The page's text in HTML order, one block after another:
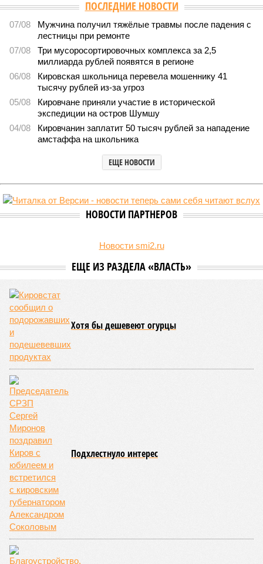
Версия //Общество //
Новостройки Кировской области подорожали на
Новостройки Кировской области подорожали на 6%
5516
Можем себе позволить?
Новостройки Кировской области подорожали на 6% (фото:
freepik.com/freepik)
Кировстат обнародовал данные по рынку жилой недвижимости
за последний квартал 2025 года. Средняя стоимость квадратного
метра в новостройках достигла 124 934 рублей, тогда как на
вторичном рынке жилья цена оказалась существенно ниже – 92
947 рублей за квадратный метр.
За год средняя цена квартир в новых домах
квартиры улучшенного качества: их стоимость выросла на
среднего качества прибавило 3,6%.
Вторичный рынок показал более активную динамику: цены
выросли на 8,7% в годовом выражении. Лидерами
подорожания стали квартиры среднего и улучшенного
качества, которые подорожали на 11,4% и 8,2%
соответственно. В то же время элитные апартаменты
подорожали скромнее – всего на 2,2%, а жильё низкого
качества – лишь на 1,2%. Максимальный подъём цен
пришёлся на второй квартал 2025 года, что может быть
связано с укреплением спроса и сезонными факторами.
Помнению
недвижимости в России в 2026 году ожидает стабильный,
но умеренный рост цен. Член комитета Совета Федерации
по бюджету и финансовым рынкам
отметила, что рост цен на новостройки будет находиться в
пределах 5–7%, что лишь немного превысит уровень
инфляции. Основными факторами, сдерживающими более
высокие темпы подорожания, станут высокая
себестоимость строительства и сокращение количества
вводимых в эксплуатацию новых проектов.